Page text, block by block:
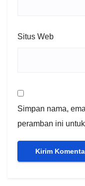
Situs Web
Simpan nama,
peramban ini